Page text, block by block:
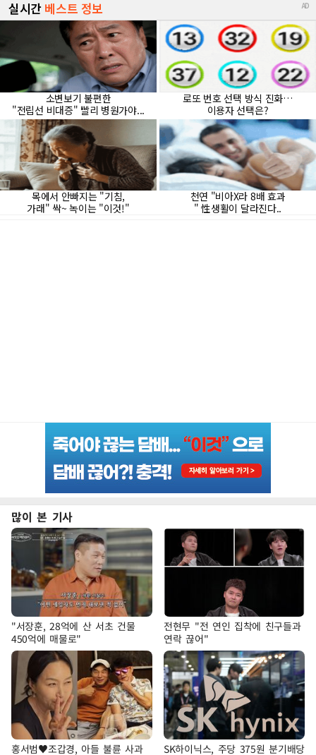
많이 본 기사
"서장훈, 28억에 산 서초 건물
450억에 매물로"
전현무 "전 연인 집착에 친구들과
연락 끊어"
홍서범♥조갑경, 아들 불륜 사과
SK하이닉스, 주당 375원 분기배당